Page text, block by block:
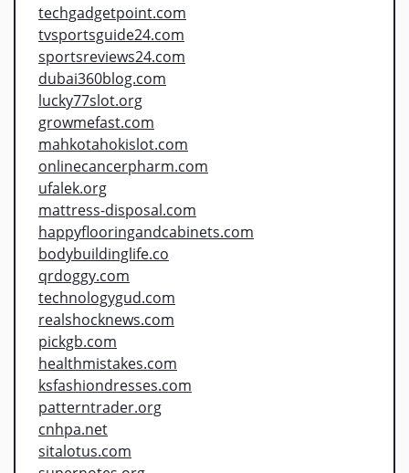
techgadgetpoint.com
tvsportsguide24.com
sportsreviews24.com
dubai360blog.com
lucky77slot.org
growmefast.com
mahkotahokislot.com
onlinecancerpharm.com
ufalek.org
mattress-disposal.com
happyflooringandcabinets.com
bodybuildinglife.co
qrdoggy.com
technologygud.com
realshocknews.com
pickgb.com
healthmistakes.com
ksfashiondresses.com
patterntrader.org
cnhpa.net
sitalotus.com